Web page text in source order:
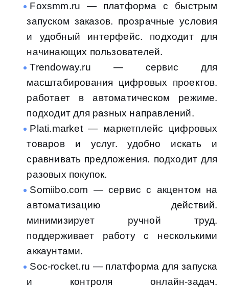
Foxsmm.ru — платформа с быстрым
запуском заказов. прозрачные условия
и удобный интерфейс. подходит для
начинающих пользователей.
Trendoway.ru — сервис для
масштабирования цифровых проектов.
работает в автоматическом режиме.
подходит для разных направлений.
Plati.market — маркетплейс цифровых
товаров и услуг. удобно искать и
сравнивать предложения. подходит для
разовых покупок.
Somiibo.com — сервис с акцентом на
автоматизацию действий.
минимизирует ручной труд.
поддерживает работу с несколькими
аккаунтами.
Soc-rocket.ru — платформа для запуска
и контроля онлайн-задач.